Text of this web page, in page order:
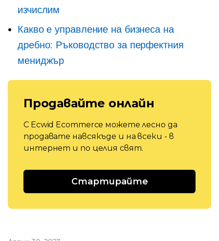
изчислим
Какво е управление на бизнеса на
дребно: Ръководство за перфектния
мениджър
Продавайте онлайн
С Ecwid Ecommerce можете лесно да
продавате навсякъде и на всеки - в
интернет и по целия свят.
Стартирайте